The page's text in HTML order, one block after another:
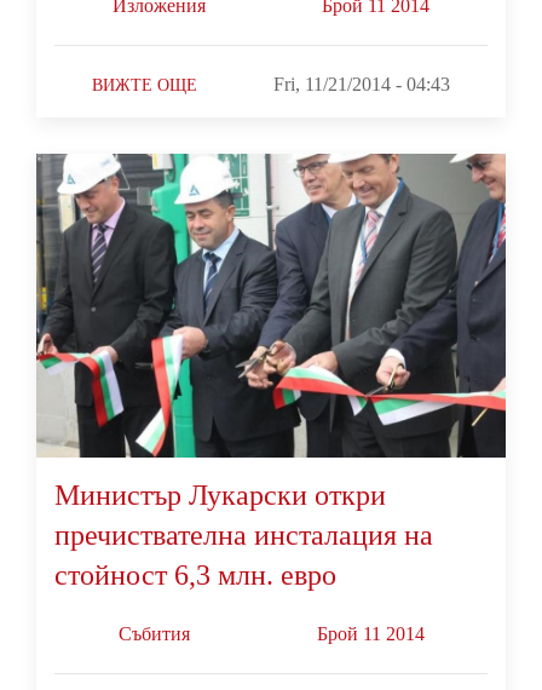
Изложения Брой 11 2014
ВИЖТЕ ОЩЕ Fri, 11/21/2014 - 04:43
Министър Лукарски откри
пречиствателна инсталация на
стойност 6,3 млн. евро
Събития Брой 11 2014